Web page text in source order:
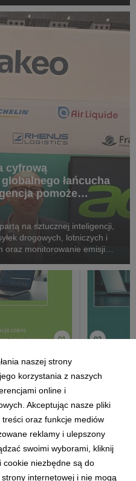
transmisji. W nowej p...
cyfrową
łańcucha
pomoże
na sztucznej inteligencji,
drogowych, lotniczych i
oraz monitorowanie emisji
cykl sprzedaży
naszej strony
korzystania z naszych
online i
Akceptując nasze pliki
oraz funkcje mediów
reklamy i ulepszony
swoimi wyborami, kliknij
cookie niezbędne są do
internetowej i nie mogą